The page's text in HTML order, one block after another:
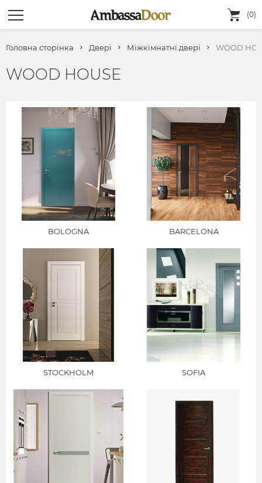
(0)
Головна сторінка Двері Міжкімнатні двері WOOD
WOOD HOUSE
BOLOGNA BARCELONA
STOCKHOLM SOFIA